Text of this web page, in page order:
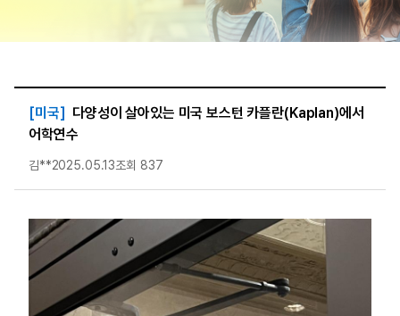
[미국] 다양성이 살아있는 미국 보스턴 카플란(Kaplan)에서
어학연수
김**2025.05.13조회 837